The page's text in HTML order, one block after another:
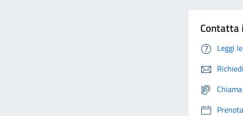
Contatta
Leggi